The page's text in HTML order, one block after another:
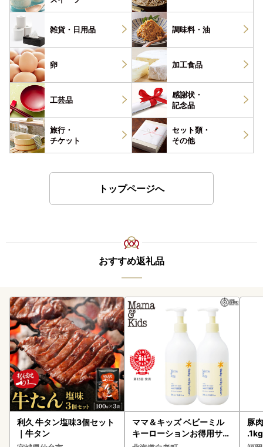
雑貨・ 日用品 調味料・ 油
卵 加工食品
工芸品
感謝状・
記念品
旅行・
チケット
セット類・
その他
トップページへ
おすすめ返礼品
利久 牛タン塩味3個セット
｜牛タン
ママ＆キッズ ベビーミル
キーローションお得用サイ
ズ 380ml 2本セット CH21
豚